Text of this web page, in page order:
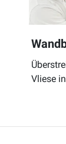
Vliese